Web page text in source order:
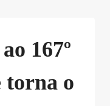
167º
torna o